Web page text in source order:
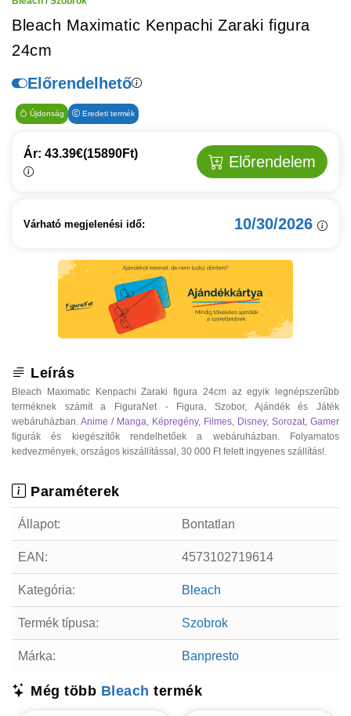
Bleach Maximatic Kenpachi Zaraki figura
24cm
Előrendelhető
Újdonság Eredeti termék
Ár: 43.39€(15890Ft) Előrendelem
Várható megjelenési idő: 10/30/2026
Leírás
Bleach Maximatic Kenpachi Zaraki figura 24cm az egyik legnépszerűbb
terméknek számít a FiguraNet - Figura, Szobor, Ajándék és Játék
webáruházban. Anime / Manga, Képregény, Filmes, Disney, Sorozat, Gamer
figurák és kiegészítők rendelhetőek a webáruházban. Folyamatos
kedvezmények, országos kiszállítással, 30 000 Ft felett ingyenes szállítás!.
Paraméterek
Állapot: Bontatlan
EAN: 4573102719614
Kategória: Bleach
Termék típusa: Szobrok
Márka: Banpresto
Még több Bleach termék